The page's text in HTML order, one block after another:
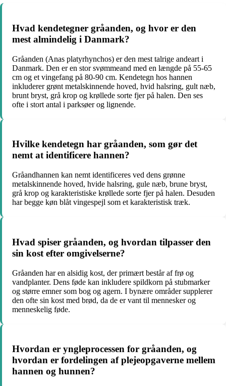
Hvad kendetegner gråanden, og hvor er den
mest almindelig i Danmark?
Gråanden (Anas platyrhynchos) er den mest talrige andeart i
Danmark. Den er en stor svømmeand med en længde på 55-65
cm og et vingefang på 80-90 cm. Kendetegn hos hannen
inkluderer grønt metalskinnende hoved, hvid halsring, gult næb,
brunt bryst, grå krop og krøllede sorte fjer på halen. Den ses
ofte i stort antal i parksøer og lignende.
Hvilke kendetegn har gråanden, som gør det
nemt at identificere hannen?
Gråandhannen kan nemt identificeres ved dens grønne
metalskinnende hoved, hvide halsring, gule næb, brune bryst,
grå krop og karakteristiske krøllede sorte fjer på halen. Desuden
har begge køn blåt vingespejl som et karakteristisk træk.
Hvad spiser gråanden, og hvordan tilpasser den
sin kost efter omgivelserne?
Gråanden har en alsidig kost, der primært består af frø og
vandplanter. Dens føde kan inkludere spildkorn på stubmarker
og større emner som bog og agern. I bynære områder supplerer
den ofte sin kost med brød, da de er vant til mennesker og
menneskelig føde.
Hvordan er yngleprocessen for gråanden, og
hvordan er fordelingen af plejeopgaverne mellem
hannen og hunnen?